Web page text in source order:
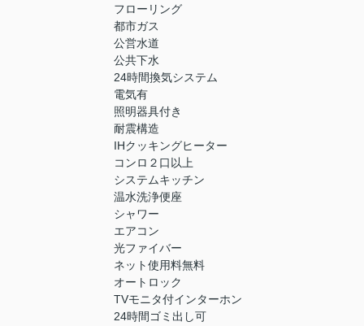
フローリング
都市ガス
公営水道
公共下水
24時間換気システム
電気有
照明器具付き
耐震構造
IHクッキングヒーター
コンロ２口以上
システムキッチン
温水洗浄便座
シャワー
エアコン
光ファイバー
ネット使用料無料
オートロック
TVモニタ付インターホン
24時間ゴミ出し可